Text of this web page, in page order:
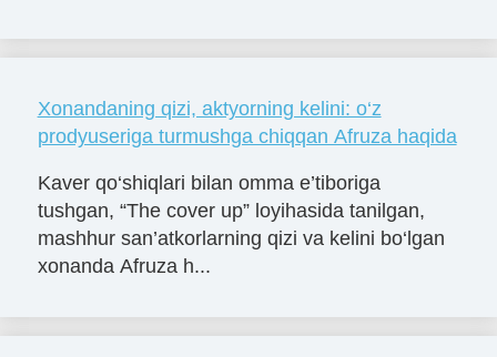
Xonandaning qizi, aktyorning kelini: o‘z
prodyuseriga turmushga chiqqan Afruza haqida
Kaver qo‘shiqlari bilan omma e’tiboriga
tushgan, “The cover up” loyihasida tanilgan,
mashhur san’atkorlarning qizi va kelini bo‘lgan
xonanda Afruza h...